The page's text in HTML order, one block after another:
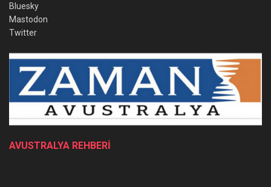
Bluesky
Mastodon
Twitter
AVUSTRALYA REHBERİ